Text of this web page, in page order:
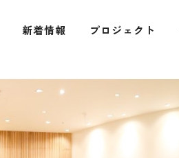
新着情報 プロジェクト